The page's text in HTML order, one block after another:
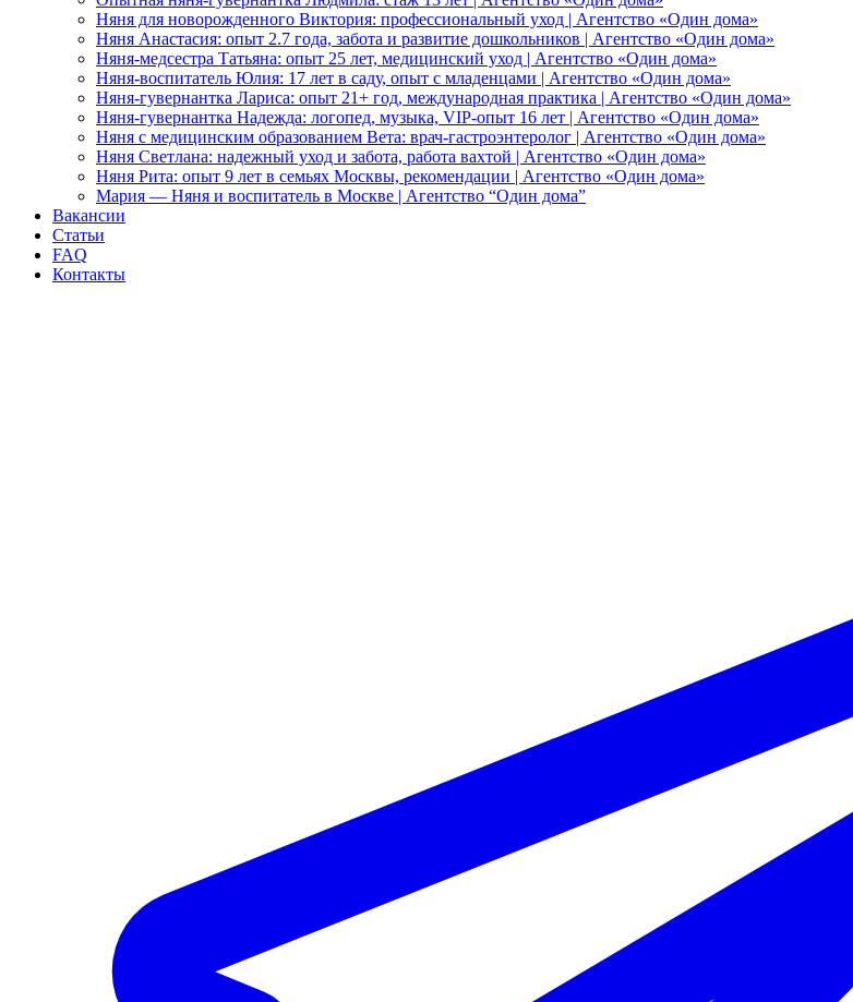
Няня для новорожденного Виктория: профессиональный уход | Агентство «Один дома»
Няня Анастасия: опыт 2.7 года, забота и развитие дошкольников | Агентство «Один дома»
Няня-медсестра Татьяна: опыт 25 лет, медицинский уход | Агентство «Один дома»
Няня-воспитатель Юлия: 17 лет в саду, опыт с младенцами | Агентство «Один дома»
Няня-гувернантка Лариса: опыт 21+ год, международная практика | Агентство «Один дома»
Няня-гувернантка Надежда: логопед, музыка, VIP-опыт 16 лет | Агентство «Один дома»
Няня с медицинским образованием Вета: врач-гастроэнтеролог | Агентство «Один дома»
Няня Светлана: надежный уход и забота, работа вахтой | Агентство «Один дома»
Няня Рита: опыт 9 лет в семьях Москвы, рекомендации | Агентство «Один дома»
Мария — Няня и воспитатель в Москве | Агентство “Один дома”
Вакансии
Статьи
FAQ
Контакты